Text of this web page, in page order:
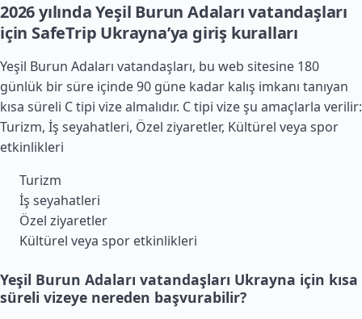
2026 yılında Yeşil Burun Adaları vatandaşları
için SafeTrip Ukrayna’ya giriş kuralları
Yeşil Burun Adaları vatandaşları, bu web sitesine 180
günlük bir süre içinde 90 güne kadar kalış imkanı tanıyan
kısa süreli C tipi vize almalıdır. C tipi vize şu amaçlarla verilir:
Turizm, İş seyahatleri, Özel ziyaretler, Kültürel veya spor
etkinlikleri
Turizm
İş seyahatleri
Özel ziyaretler
Kültürel veya spor etkinlikleri
Yeşil Burun Adaları vatandaşları Ukrayna için kısa
süreli vizeye nereden başvurabilir?